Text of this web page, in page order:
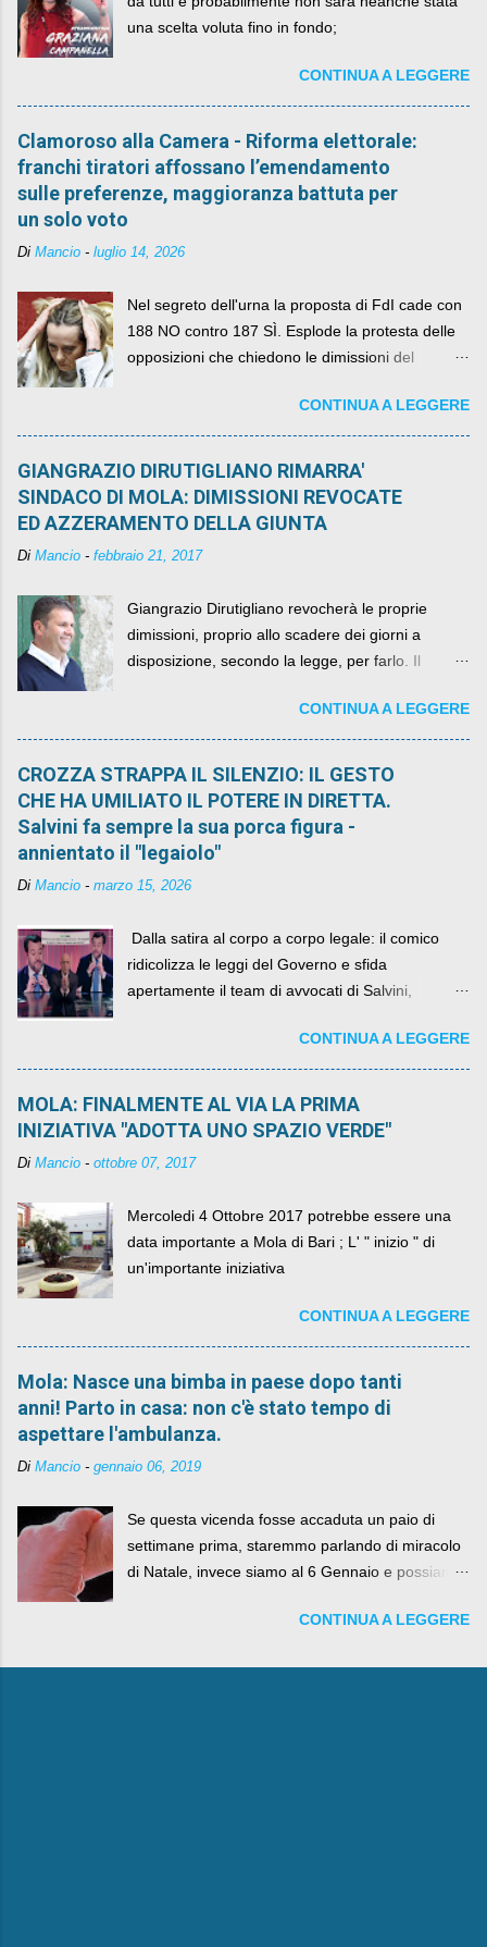
una scelta voluta fino in fondo;
CONTINUA A LEGGERE
Clamoroso alla Camera - Riforma elettorale:
franchi tiratori affossano l’emendamento
sulle preferenze, maggioranza battuta per
un solo voto
Di Mancio - luglio 14, 2026
Nel segreto dell'urna la proposta di FdI cade con
188 NO contro 187 SÌ. Esplode la protesta delle
opposizioni che chiedono le dimissioni del
CONTINUA A LEGGERE
GIANGRAZIO DIRUTIGLIANO RIMARRA'
SINDACO DI MOLA: DIMISSIONI REVOCATE
ED AZZERAMENTO DELLA GIUNTA
Di Mancio - febbraio 21, 2017
Giangrazio Dirutigliano revocherà le proprie
dimissioni, proprio allo scadere dei giorni a
disposizione, secondo la legge, per farlo. Il
quelli che si auspicavano il contrario.CONTINUA A LEGGERE
CROZZA STRAPPA IL SILENZIO: IL GESTO
CHE HA UMILIATO IL POTERE IN DIRETTA.
Salvini fa sempre la sua porca figura -
annientato il "legaiolo"
Di Mancio - marzo 15, 2026
​ Dalla satira al corpo a corpo legale: il comico
ridicolizza le leggi del Governo e sfida
apertamente il team di avvocati di Salvini,
CONTINUA A LEGGERE
MOLA: FINALMENTE AL VIA LA PRIMA
INIZIATIVA "ADOTTA UNO SPAZIO VERDE"
Di Mancio - ottobre 07, 2017
Mercoledi 4 Ottobre 2017 potrebbe essere una
data importante a Mola di Bari ; L' " inizio " di
un'importante iniziativa
CONTINUA A LEGGERE
Mola: Nasce una bimba in paese dopo tanti
anni! Parto in casa: non c'è stato tempo di
aspettare l'ambulanza.
Di Mancio - gennaio 06, 2019
Se questa vicenda fosse accaduta un paio di
settimane prima, staremmo parlando di miracolo
di Natale, invece siamo al 6 Gennaio e possiamo
e la Befana, visto il lieto epilogo della vicenda.
CONTINUA A LEGGERE